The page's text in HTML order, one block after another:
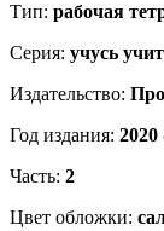
Тип: рабочая
Серия: учусь
Издательство:
Год издания: 2020
Часть: 2
Цвет обложки: